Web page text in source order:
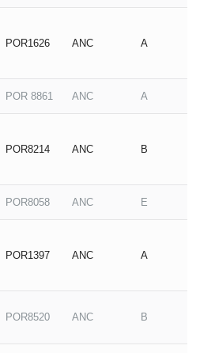
POR1626 ANC A
POR 8861 ANC A
POR8214 ANC B
POR8058 ANC E
POR1397 ANC A
POR8520 ANC B